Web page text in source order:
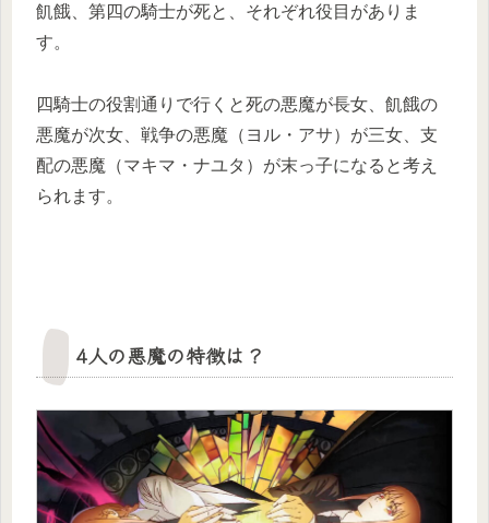
飢餓、第四の騎士が死と、それぞれ役目がありま
す。
四騎士の役割通りで行くと死の悪魔が長女、飢餓の
悪魔が次女、戦争の悪魔（ヨル・アサ）が三女、支
配の悪魔（マキマ・ナユタ）が末っ子になると考え
られます。
4人の悪魔の特徴は？